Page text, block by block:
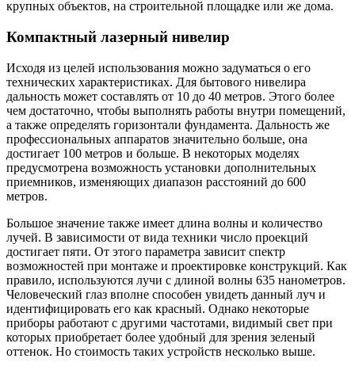
крупных объектов, на строительной площадке или же дома.
Компактный лазерный нивелир
Исходя из целей использования можно задуматься о его
технических характеристиках. Для бытового нивелира
дальность может составлять от 10 до 40 метров. Этого более
чем достаточно, чтобы выполнять работы внутри помещений,
а также определять горизонтали фундамента. Дальность же
профессиональных аппаратов значительно больше, она
достигает 100 метров и больше. В некоторых моделях
предусмотрена возможность установки дополнительных
приемников, изменяющих диапазон расстояний до 600
метров.
Большое значение также имеет длина волны и количество
лучей. В зависимости от вида техники число проекций
достигает пяти. От этого параметра зависит спектр
возможностей при монтаже и проектировке конструкций. Как
правило, используются лучи с длиной волны 635 нанометров.
Человеческий глаз вполне способен увидеть данный луч и
идентифицировать его как красный. Однако некоторые
приборы работают с другими частотами, видимый свет при
которых приобретает более удобный для зрения зеленый
оттенок. Но стоимость таких устройств несколько выше.